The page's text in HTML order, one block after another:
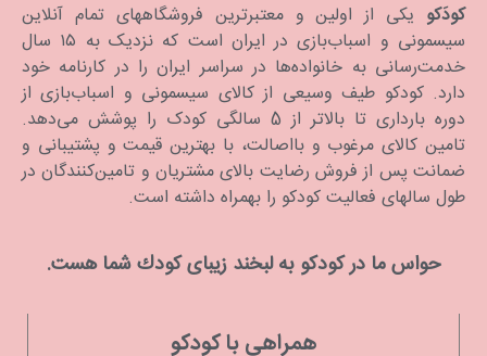
کودَکو یکی از اولین و معتبرترین فروشگاههای تمام آنلاین
سیسمونی و اسباب‌بازی در ایران است که نزدیک به ۱۵ سال
خدمت‌رسانی به خانواده‌ها در سراسر ایران را در کارنامه خود
دارد. كودكو طیف وسیعی از کالای سیسمونی و اسباب‌بازی از
دوره بارداری تا بالاتر از 5 سالگی کودک را پوشش می‌دهد.
تامین کالای مرغوب و بااصالت، با بهترین قیمت و پشتیبانی و
ضمانت پس از فروش رضایت بالای مشتریان و تامین‌کنندگان در
طول سالهای فعالیت کودکو را بهمراه داشته است.
حواس ما در كودكو به لبخند زیبای كودك شما هست.
همراهی با کودکو